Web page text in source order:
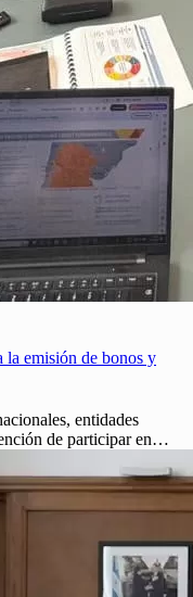
la emisión de bonos y
entidades
de participar en…